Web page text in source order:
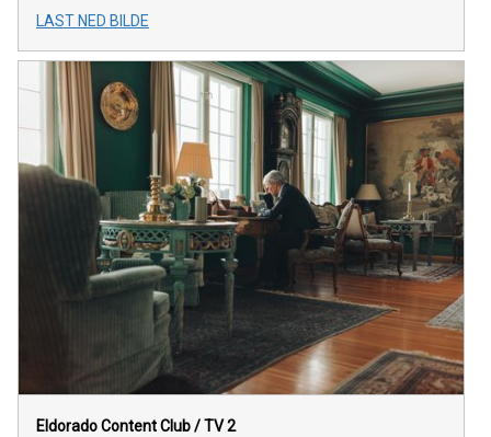
LAST NED BILDE
Eldorado Content Club / TV 2